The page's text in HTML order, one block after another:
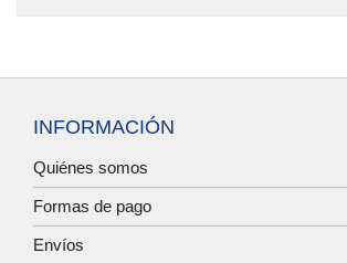
INFORMACIÓN
Quiénes somos
Formas de pago
Envíos